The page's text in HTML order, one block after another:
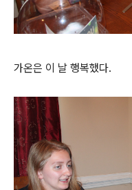
가온은 이 날 행복했다.